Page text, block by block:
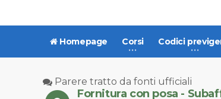
Homepage Corsi Codici
Parere tratto da fonti ufficiali
Fornitura con posa -